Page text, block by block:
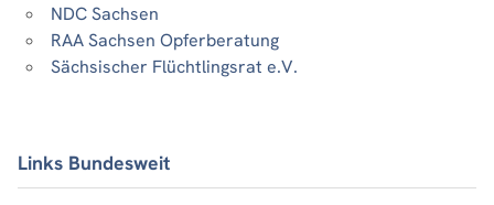
NDC Sachsen
RAA Sachsen Opferberatung
Sächsischer Flüchtlingsrat e.V.
Links Bundesweit